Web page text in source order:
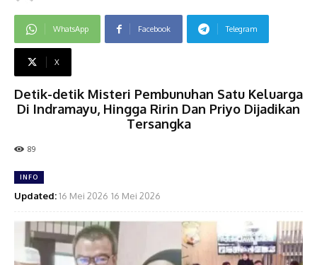
WhatsApp Facebook Telegram
X
Detik-detik Misteri Pembunuhan Satu Keluarga
Di Indramayu, Hingga Ririn Dan Priyo Dijadikan
Tersangka
89
INFO
Updated:16 Mei 2026 16 Mei 2026